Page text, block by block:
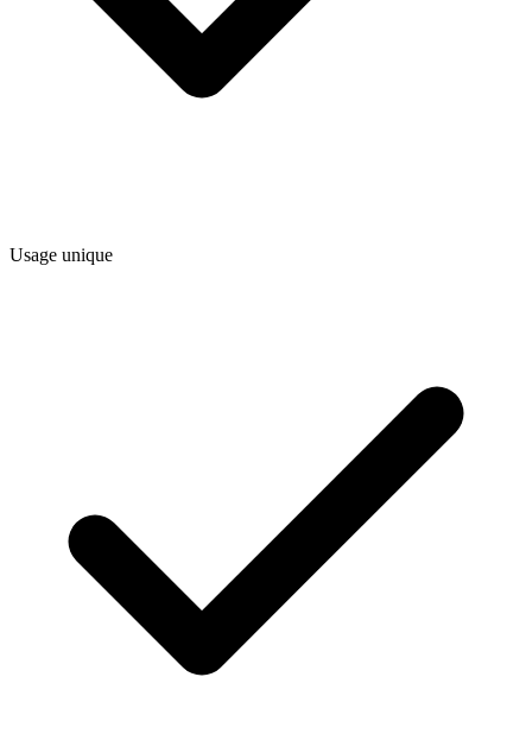
Usage unique